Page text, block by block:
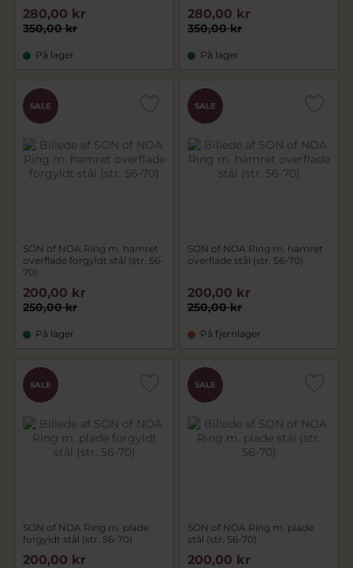
350,00 kr
280,00 kr
På lager
350,00 kr
280,00 kr
På lager
SALE
SON of NOA Ring m. hamret
overflade forgyldt stål (str. 56-
70)
250,00 kr
200,00 kr
På lager
SALE
SON of NOA Ring m. hamret
overflade stål (str. 56-70)
250,00 kr
200,00 kr
På fjernlager
SALE
SON of NOA Ring m. plade
forgyldt stål (str. 56-70)
200,00 kr
SALE
SON of NOA Ring m. plade
stål (str. 56-70)
200,00 kr